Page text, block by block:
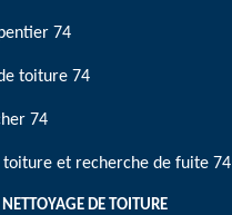
74
toiture 74
74
et recherche de fuite 74
DE TOITURE